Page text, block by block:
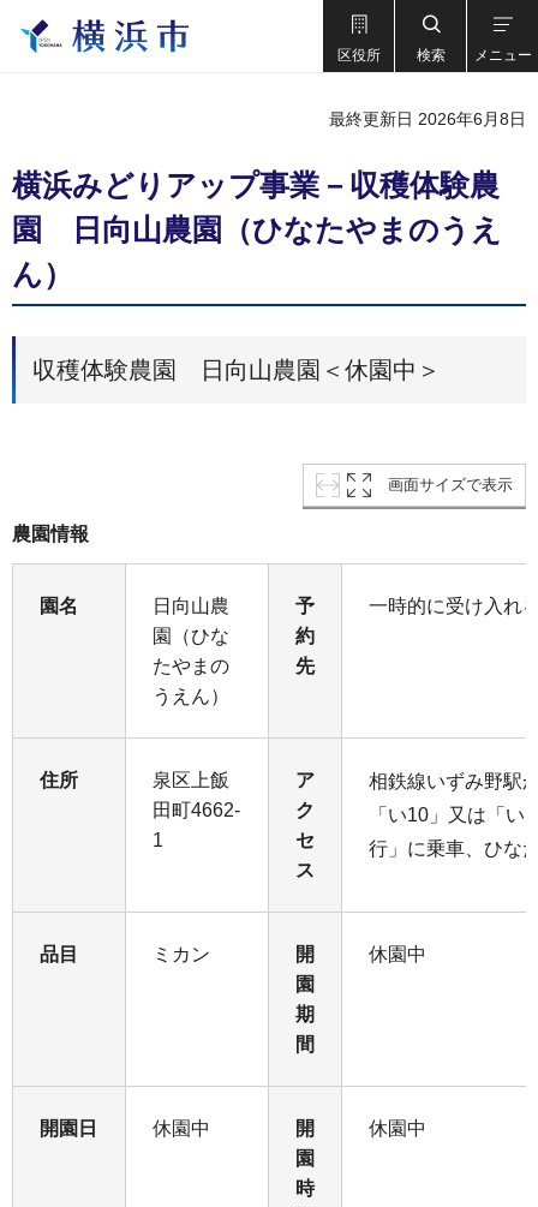
区役所 検索 メニュー
最終更新日 2026年6月8日
横浜みどりアップ事業－収穫体験農
園 日向山農園（ひなたやまのうえ
ん）
収穫体験農園 日向山農園＜休園中＞
画面サイズで表示
農園情報
園名
日向山農
園（ひな
たやまの
うえん）
予
約
先
一時的に受け入れ
住所
泉区上飯
田町4662-
1
ア
ク
セ
ス
相鉄線いずみ野駅
「い10」又は「い
行」に乗車、ひな
品目 ミカン
開
園
期
間
休園中
開園日 休園中
開
園
時
休園中